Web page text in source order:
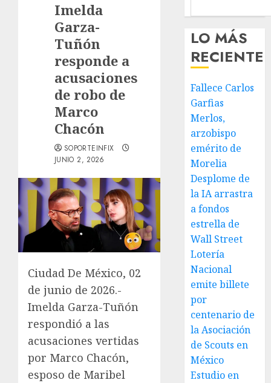
Imelda
Garza-
Tuñón
responde a
acusaciones
de robo de
Marco
Chacón
SOPORTEINFIX
JUNIO 2, 2026
Ciudad De México, 02
de junio de 2026.-
Imelda Garza-Tuñón
respondió a las
acusaciones vertidas
por Marco Chacón,
esposo de Maribel
LO MÁS
RECIENTE
Fallece Carlos
Garfias
Merlos,
arzobispo
emérito de
Morelia
Desplome de
la IA arrastra
a fondos
estrella de
Wall Street
Lotería
Nacional
emite billete
por
centenario de
la Asociación
de Scouts en
México
Estudio en